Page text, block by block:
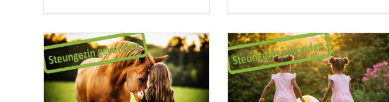
Help jij deze tweeling (4) met
ontdekken en spelen?
Vrolijk ventje zoekt gezellig plekje